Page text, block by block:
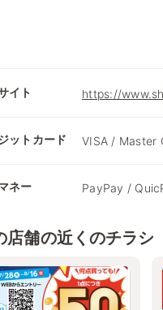
イト https://
ットカード VISA / Master
ネー PayPay /
店舗の近くのチラシ